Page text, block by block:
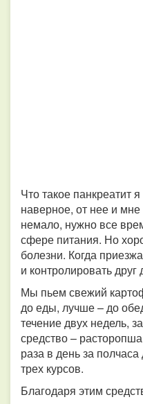
Что такое панкреатит
наверное, от нее и мне
немало, нужно все
сфере питания. Но
болезни. Когда
и контролировать друг
Мы пьем свежий
до еды, лучше – до
течение двух недель,
средство –
раза в день за
трех курсов.
Благодаря этим